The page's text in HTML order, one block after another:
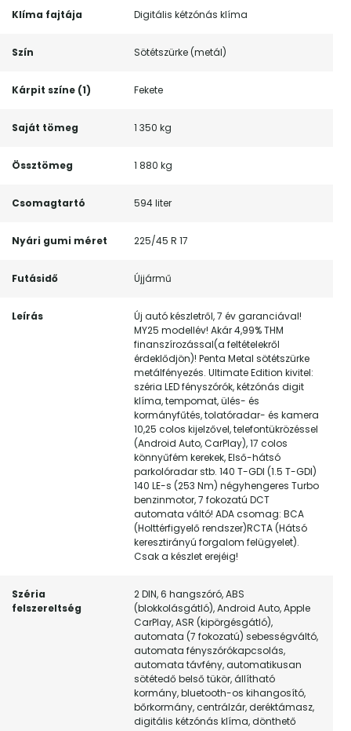
Klíma fajtája Digitális kétzónás klíma
Szín Sötétszürke (metál)
Kárpit színe (1) Fekete
Saját tömeg 1 350 kg
Össztömeg 1 880 kg
Csomagtartó 594 liter
Nyári gumi méret 225/45 R 17
Futásidő Újjármű
Leírás
Új autó készletről, 7 év garanciával!
MY25 modellév! Akár 4,99% THM
finanszírozással(a feltételekről
érdeklődjön)! Penta Metal sötétszürke
metálfényezés. Ultimate Edition kivitel:
széria LED fényszórók, kétzónás digit
klíma, tempomat, ülés- és
kormányfűtés, tolatóradar- és kamera
10,25 colos kijelzővel, telefontükrözéssel
(Android Auto, CarPlay), 17 colos
könnyűfém kerekek, Első-hátsó
parkolóradar stb. 140 T-GDI (1.5 T-GDI)
140 LE-s (253 Nm) négyhengeres Turbo
benzinmotor, 7 fokozatú DCT
automata váltó! ADA csomag: BCA
(Holttérfigyelő rendszer)RCTA (Hátsó
keresztirányú forgalom felügyelet).
Csak a készlet erejéig!
Széria
felszereltség
2 DIN, 6 hangszóró, ABS
(blokkolásgátló), Android Auto, Apple
CarPlay, ASR (kipörgésgátló),
automata (7 fokozatú) sebességváltó,
automata fényszórókapcsolás,
automata távfény, automatikusan
sötétedő belső tükör, állítható
kormány, bluetooth-os kihangosító,
bőrkormány, centrálzár, deréktámasz,
digitális kétzónás klíma, dönthető